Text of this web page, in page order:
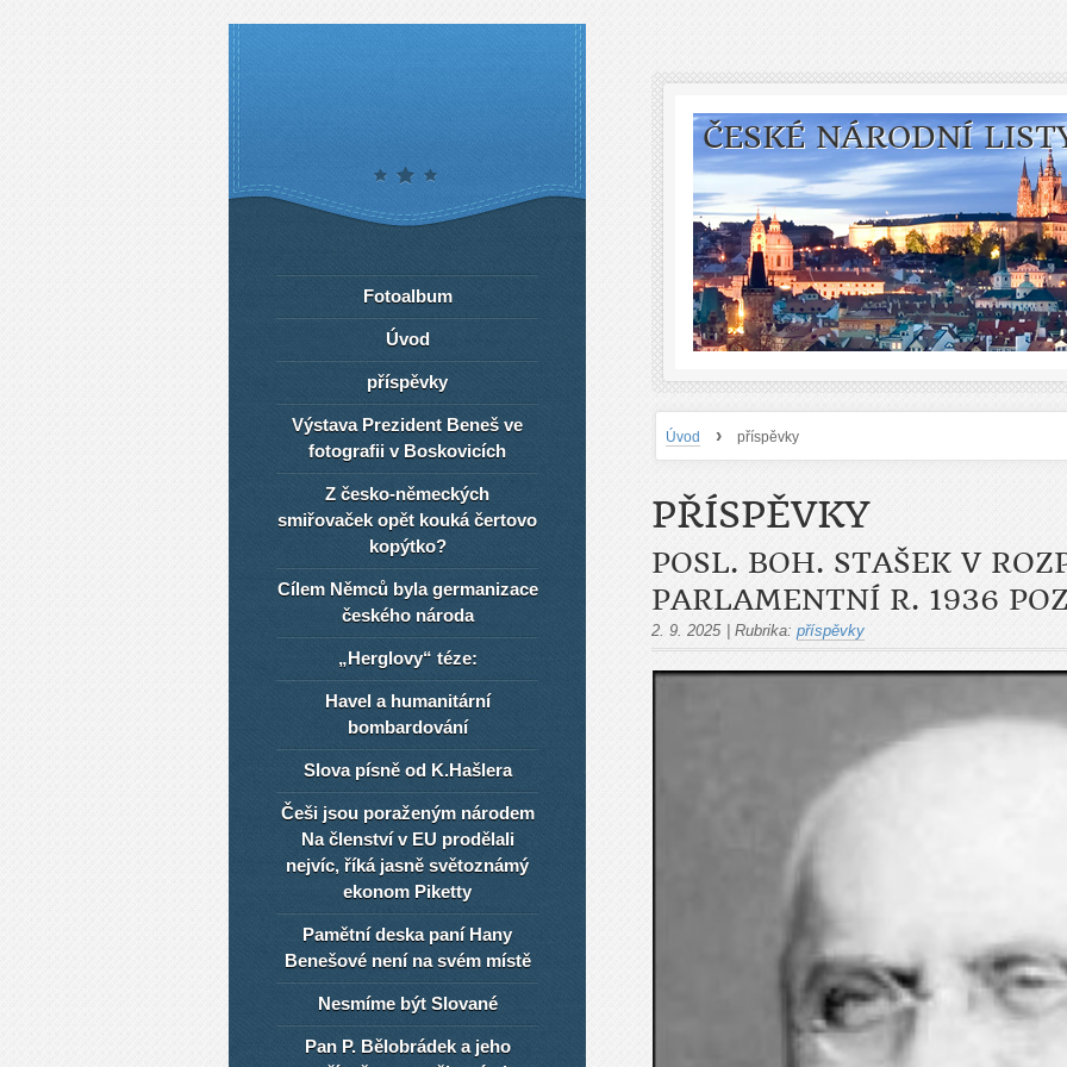
ČESKÉ NÁRODNÍ
Úvod › příspěvky
PŘÍSPĚVKY
POSL. BOH. STAŠEK V
PARLAMENTNÍ R. 1936
2. 9. 2025 Rubrika: příspěvky
Fotoalbum
Úvod
příspěvky
Výstava Prezident Beneš ve
fotografii v Boskovicích
Z česko-německých
smiřovaček opět kouká čertovo
kopýtko?
Cílem Němců byla germanizace
českého národa
„Herglovy“ téze:
Havel a humanitární
bombardování
Slova písně od K.Hašlera
Češi jsou poraženým národem
Na členství v EU prodělali
nejvíc, říká jasně světoznámý
ekonom Piketty
Pamětní deska paní Hany
Benešové není na svém místě
Nesmíme být Slované
Pan P. Bělobrádek a jeho